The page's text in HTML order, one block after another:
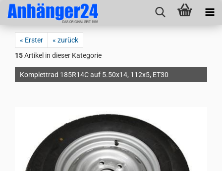
« Erster
« zurück
15Artikel in dieser Kategorie
Komplettrad 185R14C auf 5.50x14, 112x5, ET30